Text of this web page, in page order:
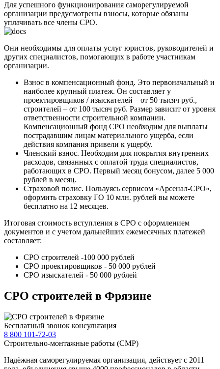
Для успешного функционирования саморегулируемой
организации предусмотрены взносы, которые обязаны
уплачивать все члены СРО.
Они необходимы для оплаты услуг юристов, руководителей и
других специалистов, помогающих в работе участникам
организации.
Взнос в компенсационный фонд. Это первоначальный и
наиболее крупный платеж. Он составляет у
проектировщиков / изыскателей – от 50 тысяч руб.,
строителей – от 100 тысяч руб. Размер зависит от уровня
ответственности строительной компании.
Компенсационный фонд СРО необходим для выплаты
пострадавшим лицам материального ущерба, если
действия компания привели к ущербу.
Членский взнос. Необходим для покрытия внутренних
расходов, связанных с оплатой труда специалистов,
работающих в СРО. Первый месяц бонусом, далее 5 000
рублей в месяц.
Страховой полис. Пользуясь сервисом «Арсенал-СРО»,
оформить страховку ГО 10 млн. рублей вы можете
бесплатно на 12 месяцев.
Итоговая стоимость вступления в СРО с оформлением
документов и с учетом дальнейших ежемесячных платежей
составляет:
СРО строителей -100 000 рублей
СРО проектировщиков - 50 000 рублей
СРО изыскателей - 50 000 рублей
СРО строителей в Фрязине
Бесплатный звонок консультация
8 800 101-72-03
Строительно-монтажные работы (СМР)
Надёжная саморегулируемая организация, действует с 2011